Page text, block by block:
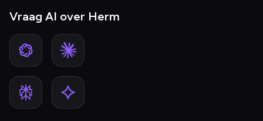
Vraag AI over Herm